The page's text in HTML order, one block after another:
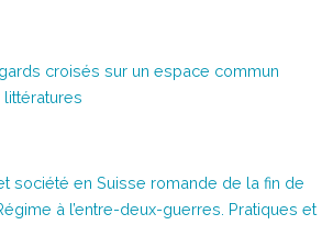
croisés sur un espace commun
société en Suisse romande de la fin de
à l’entre-deux-guerres. Pratiques et